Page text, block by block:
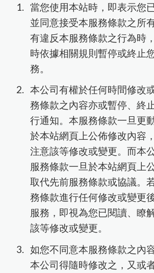
當您使用本站時，即表示您
並同意接受本服務條款之所
有違反本服務條款之行為時
時依據相關規則暫停或終止
務。
本公司有權於任何時間修改
務條款之內容亦或暫停、終
行通知。本服務條款一旦更
於本站網頁上公佈修改內容
注意該等修改或變更。而本
服務條款一旦於本站網頁上
取代先前服務條款或協議。
務條款進行任何修改或變更
服務，即視為您已閱讀、瞭
該等修改或變更。
如您不同意本服務條款之內
本公司得隨時修改之，又或